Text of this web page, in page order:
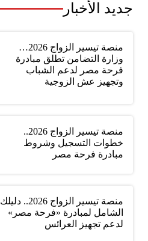
جديد الأخبار
منصة تيسير الزواج 2026…
وزارة التضامن تطلق مبادرة
فرحة مصر لدعم الشباب
وتجهيز عش الزوجية
منصة تيسير الزواج 2026..
خطوات التسجيل وشروط
مبادرة فرحة مصر
منصة تيسير الزواج 2026.. دليلك
الشامل لمبادرة «فرحة مصر»
لدعم تجهيز العرائس